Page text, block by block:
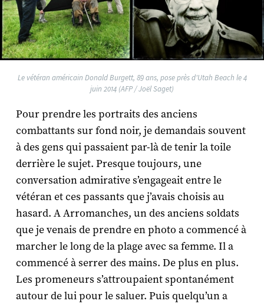
Le vétéran américain Donald Burgett, 89 ans, pose près d'Utah Beach le 4
juin 2014 (AFP / Joël Saget)
Pour prendre les portraits des anciens
combattants sur fond noir, je demandais souvent
à des gens qui passaient par-là de tenir la toile
derrière le sujet. Presque toujours, une
conversation admirative s’engageait entre le
vétéran et ces passants que j’avais choisis au
hasard. A Arromanches, un des anciens soldats
que je venais de prendre en photo a commencé à
marcher le long de la plage avec sa femme. Il a
commencé à serrer des mains. De plus en plus.
Les promeneurs s’attroupaient spontanément
autour de lui pour le saluer. Puis quelqu’un a